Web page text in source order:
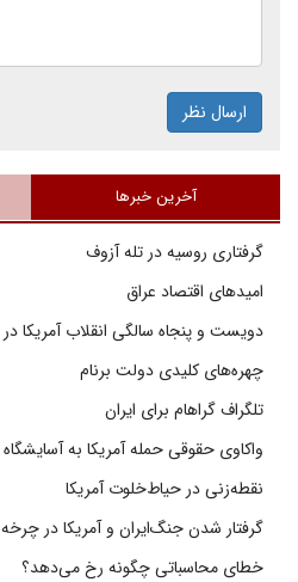
ارسال نظر
آخرین خبرها
گرفتاری روسیه در تله آزوف
امیدهای اقتصاد عراق
دویست و پنجاه سالگی انقلاب آمریکا در
چهره‌های کلیدی دولت برنام
تلگراف گراهام برای ایران
واکاوی حقوقی حمله آمریکا به آسایشگاه
نقطه‌زنی در حیاط‌خلوت آمریکا
گرفتار شدن جنگ‌ایران و آمریکا در
خطای محاسباتی چگونه رخ می‌دهد؟